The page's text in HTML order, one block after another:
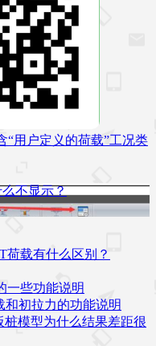
“用户定义的荷载”工况类
么不显示？
荷载有什么区别？
一些功能说明
和初拉力的功能说明
桩模型为什么结果差距很